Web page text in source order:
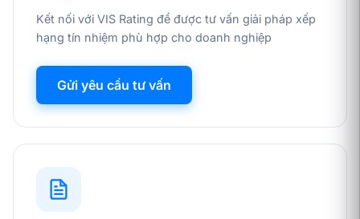
Kết nối với VIS Rating để được tư vấn giải pháp xếp
hạng tín nhiệm phù hợp cho doanh nghiệp
Gửi yêu cầu tư vấn